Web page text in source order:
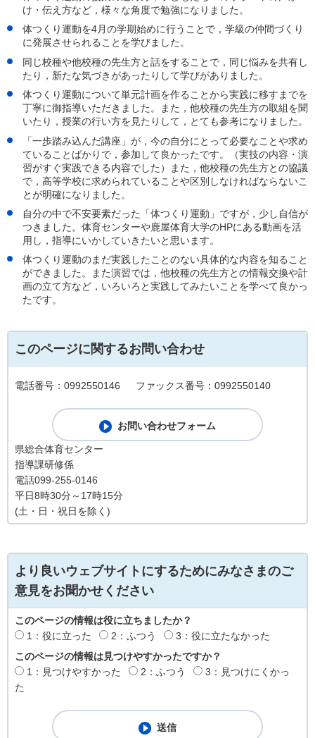
け・伝え方など，様々な角度で勉強になりました。
体つくり運動を4月の学期始めに行うことで，学級の仲間づくり
に発展させられることを学びました。
同じ校種や他校種の先生方と話をすることで，同じ悩みを共有し
たり，新たな気づきがあったりして学びがありました。
体つくり運動について単元計画を作ることから実践に移すまでを
丁寧に御指導いただきました。また，他校種の先生方の取組を聞
いたり，授業の行い方を見たりして，とても参考になりました。
「一歩踏み込んだ講座」が，今の自分にとって必要なことや求め
ていることばかりで，参加して良かったです。（実技の内容・演
習がすぐ実践できる内容でした）また，他校種の先生方との協議
で，高等学校に求められていることや区別しなければならないこ
とが明確になりました。
自分の中で不安要素だった「体つくり運動」ですが，少し自信が
つきました。体育センターや鹿屋体育大学のHPにある動画を活
用し，指導にいかしていきたいと思います。
体つくり運動のまだ実践したことのない具体的な内容を知ること
ができました。また演習では，他校種の先生方との情報交換や計
画の立て方など，いろいろと実践してみたいことを学べて良かっ
たです。
このページに関するお問い合わせ
電話番号：0992550146 ファックス番号：0992550140
県総合体育センター
指導課研修係
電話099-255-0146
平日8時30分～17時15分
(土・日・祝日を除く)
より良いウェブサイトにするためにみなさまのご
意見をお聞かせください
このページの情報は役に立ちましたか？
1：役に立った
2：ふつう
3：役に立たなかった
このページの情報は見つけやすかったですか？
1：見つけやすかった
2：ふつう
3：見つけにくかっ
た